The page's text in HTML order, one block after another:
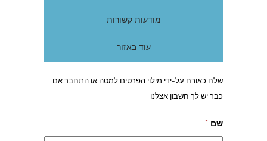
מודעות קשורות
עוד באזור
שלח כאורח על-ידי מילוי הפרטים למטה או התחבראם
כבר יש לך חשבון אצלנו
שם *